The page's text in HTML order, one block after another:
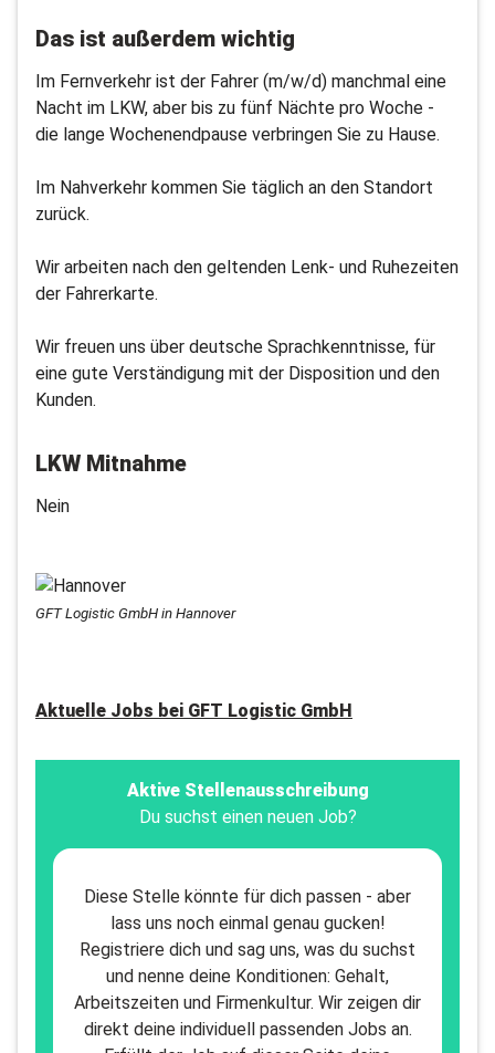
Das ist außerdem wichtig
Im Fernverkehr ist der Fahrer (m/w/d) manchmal eine
Nacht im LKW, aber bis zu fünf Nächte pro Woche -
die lange Wochenendpause verbringen Sie zu Hause.
Im Nahverkehr kommen Sie täglich an den Standort
zurück.
Wir arbeiten nach den geltenden Lenk- und Ruhezeiten
der Fahrerkarte.
Wir freuen uns über deutsche Sprachkenntnisse, für
eine gute Verständigung mit der Disposition und den
Kunden.
LKW Mitnahme
Nein
GFT Logistic GmbH in Hannover
Aktuelle Jobs bei GFT Logistic GmbH
Aktive Stellenausschreibung
Du suchst einen neuen Job?
Diese Stelle könnte für dich passen - aber
lass uns noch einmal genau gucken!
Registriere dich und sag uns, was du suchst
und nenne deine Konditionen: Gehalt,
Arbeitszeiten und Firmenkultur. Wir zeigen dir
direkt deine individuell passenden Jobs an.